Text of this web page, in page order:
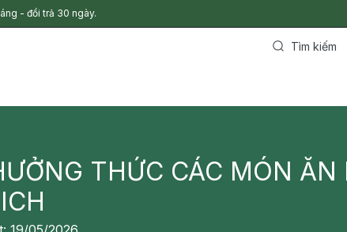
- đổi trả 30 ngày.
Tìm kiếm
THỨC CÁC MÓN ĂN